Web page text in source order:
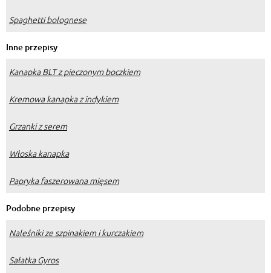
Spaghetti bolognese
Inne przepisy
Kanapka BLT z pieczonym boczkiem
Kremowa kanapka z indykiem
Grzanki z serem
Włoska kanapka
Papryka faszerowana mięsem
Podobne przepisy
Naleśniki ze szpinakiem i kurczakiem
Sałatka Gyros